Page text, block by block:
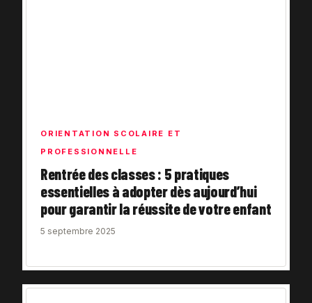
ORIENTATION SCOLAIRE ET
PROFESSIONNELLE
Rentrée des classes : 5 pratiques
essentielles à adopter dès aujourd’hui
pour garantir la réussite de votre enfant
5 septembre 2025